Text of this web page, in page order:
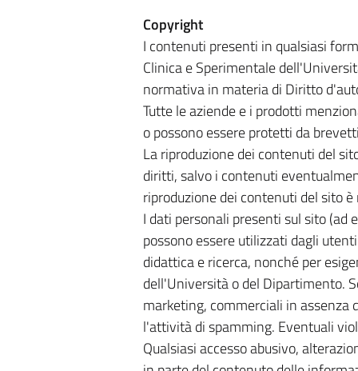
Copyright
I contenuti presenti in qualsiasi
Clinica e Sperimentale
normativa in materia di Diritto
Tutte le aziende e i prodotti
o possono essere protetti da
La riproduzione dei contenuti del
diritti, salvo i contenuti
riproduzione dei contenuti del sito
I dati personali presenti sul sito
possono essere utilizzati dagli
didattica e ricerca, nonché per
dell'Università o del Dipartimento.
marketing, commerciali in assenza
l'attività di spamming. Eventuali
Qualsiasi accesso abusivo,